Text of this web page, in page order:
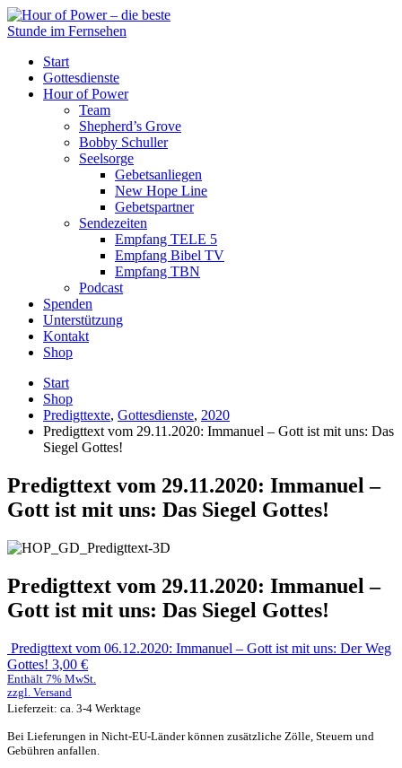
Start
Gottesdienste
Hour of Power
Team
Shepherd’s Grove
Bobby Schuller
Seelsorge
Gebetsanliegen
New Hope Line
Gebetspartner
Sendezeiten
Empfang TELE 5
Empfang Bibel TV
Empfang TBN
Podcast
Spenden
Unterstützung
Kontakt
Shop
Start
Shop
Predigttexte, Gottesdienste, 2020
Predigttext vom 29.11.2020: Immanuel – Gott ist mit uns: Das
Siegel Gottes!
Predigttext vom 29.11.2020: Immanuel –
Gott ist mit uns: Das Siegel Gottes!
Predigttext vom 29.11.2020: Immanuel –
Gott ist mit uns: Das Siegel Gottes!
Predigttext vom 06.12.2020: Immanuel – Gott ist mit uns: Der Weg
Gottes! 3,00 €
Enthält 7% MwSt.
zzgl. Versand
Lieferzeit: ca. 3-4 Werktage
Bei Lieferungen in Nicht-EU-Länder können zusätzliche Zölle, Steuern und
Gebühren anfallen.